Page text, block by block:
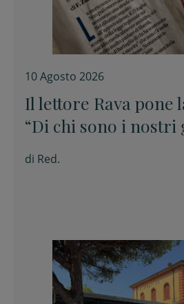
10 Agosto 2026
Il lettore Rava pone
“Di chi sono i nostri
di Red.